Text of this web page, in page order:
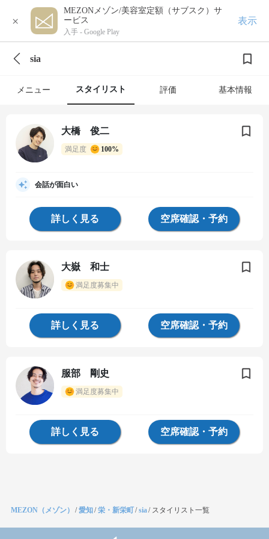
×
MEZONメゾン/美容室定額（サブスク）サ
ービス
入手 - Google Play
表示
sia
メニュー スタイリスト 評価 基本情報
大橋 俊二
満足度 100%
会話が面白い
詳しく見る 空席確認・予約
大嶽 和士
満足度募集中
詳しく見る 空席確認・予約
服部 剛史
満足度募集中
詳しく見る 空席確認・予約
MEZON（メゾン） /愛知/栄・新栄町/sia/ スタイリスト一覧